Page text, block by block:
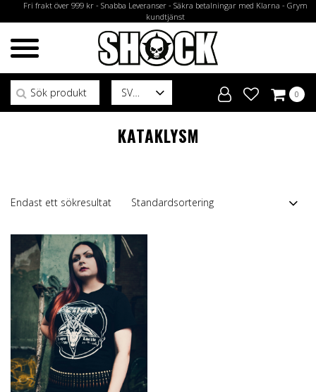
Fri frakt över 999 kr - Snabba Leveranser - Säkra betalningar med Klarna - Grym
kundtjänst
SV
Sök efter:
0
KATAKLYSM
Endast ett sökresultat